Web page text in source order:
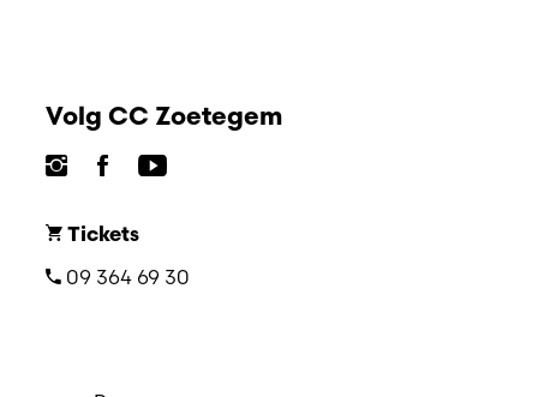
Volg CC Zoetegem
Tickets
09 364 69 30